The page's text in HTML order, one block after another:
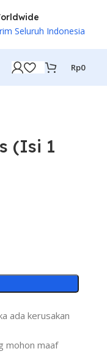
Seluruh Indonesia
Rp0
(Isi 1
ada kerusakan
mohon maaf